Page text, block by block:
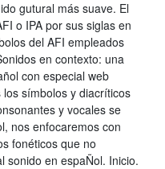
gutural más suave. El
o IPA por sus siglas en
del AFI empleados
en contexto: una
con especial web
símbolos y diacríticos
y vocales se
nos enfocaremos con
fonéticos que no
sonido en espaÑol. Inicio.